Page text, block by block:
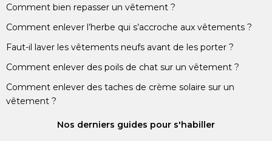
Comment bien repasser un vêtement ?
Comment enlever l’herbe qui s’accroche aux vêtements ?
Faut-il laver les vêtements neufs avant de les porter ?
Comment enlever des poils de chat sur un vêtement ?
Comment enlever des taches de crème solaire sur un
vêtement ?
Nos derniers guides pour s'habiller